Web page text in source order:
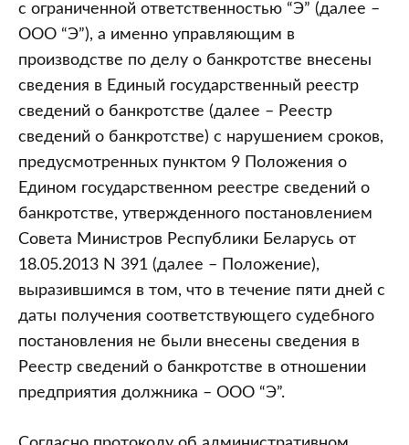
с ограниченной ответственностью “Э” (далее –
ООО “Э”), а именно управляющим в
производстве по делу о банкротстве внесены
сведения в Единый государственный реестр
сведений о банкротстве (далее – Реестр
сведений о банкротстве) с нарушением сроков,
предусмотренных пунктом 9 Положения о
Едином государственном реестре сведений о
банкротстве, утвержденного постановлением
Совета Министров Республики Беларусь от
18.05.2013 N 391 (далее – Положение),
выразившимся в том, что в течение пяти дней с
даты получения соответствующего судебного
постановления не были внесены сведения в
Реестр сведений о банкротстве в отношении
предприятия должника – ООО “Э”.